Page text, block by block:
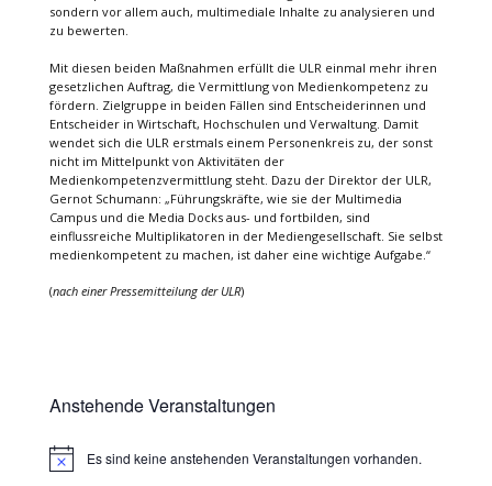
sondern vor allem auch, multimediale Inhalte zu analysieren und
zu bewerten.
Mit diesen beiden Maßnahmen erfüllt die ULR einmal mehr ihren
gesetzlichen Auftrag, die Vermittlung von Medienkompetenz zu
fördern. Zielgruppe in beiden Fällen sind Entscheiderinnen und
Entscheider in Wirtschaft, Hochschulen und Verwaltung. Damit
wendet sich die ULR erstmals einem Personenkreis zu, der sonst
nicht im Mittelpunkt von Aktivitäten der
Medienkompetenzvermittlung steht. Dazu der Direktor der ULR,
Gernot Schumann: „Führungskräfte, wie sie der Multimedia
Campus und die Media Docks aus- und fortbilden, sind
einflussreiche Multiplikatoren in der Mediengesellschaft. Sie selbst
medienkompetent zu machen, ist daher eine wichtige Aufgabe.“
(nach einer Pressemitteilung der ULR)
Anstehende Veranstaltungen
HinweisEs sind keine anstehenden Veranstaltungen vorhanden.